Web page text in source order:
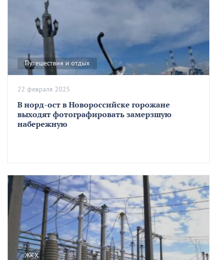
Путешествия и отдых
В норд-ост в Новороссийске горожане
выходят фотографировать замерзшую
набережную
22 февраля 2025
ЖКХ